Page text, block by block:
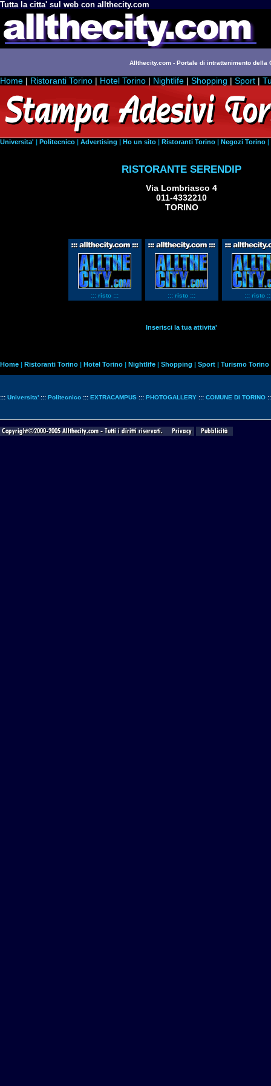
Tutta la citta' sul web con allthecity.com
Allthecity.com - Portale di intrattenimento della
Home | Ristoranti Torino | Hotel Torino | Nightlife | Shopping | Sport |
Universita' | Politecnico | Advertising | Ho un sito | Ristoranti Torino | Negozi Torino |
RISTORANTE SERENDIP
Via Lombriasco 4
011-4332210
TORINO
::: risto ::: ::: risto ::: ::: risto
Inserisci la tua attivita'
Home | Ristoranti Torino | Hotel Torino | Nightlife | Shopping | Sport | Turismo Torino
::: Universita' ::: Politecnico ::: EXTRACAMPUS ::: PHOTOGALLERY ::: COMUNE DI TORINO